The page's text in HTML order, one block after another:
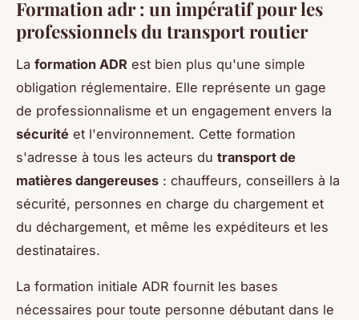
Formation adr : un impératif pour les
professionnels du transport routier
La formation ADR est bien plus qu'une simple
obligation réglementaire. Elle représente un gage
de professionnalisme et un engagement envers la
sécurité et l'environnement. Cette formation
s'adresse à tous les acteurs du transport de
matières dangereuses : chauffeurs, conseillers à la
sécurité, personnes en charge du chargement et
du déchargement, et même les expéditeurs et les
destinataires.
La formation initiale ADR fournit les bases
nécessaires pour toute personne débutant dans le